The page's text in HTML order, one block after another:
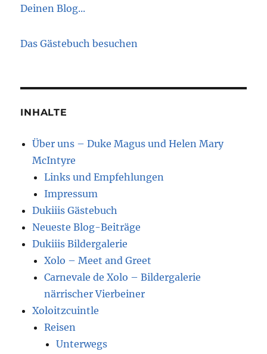
Deinen Blog...
Das Gästebuch besuchen
INHALTE
Über uns – Duke Magus und Helen Mary
McIntyre
Links und Empfehlungen
Impressum
Dukiiis Gästebuch
Neueste Blog-Beiträge
Dukiiis Bildergalerie
Xolo – Meet and Greet
Carnevale de Xolo – Bildergalerie
närrischer Vierbeiner
Xoloitzcuintle
Reisen
Unterwegs